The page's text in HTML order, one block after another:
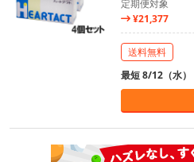
定期便対象
¥21,377
送料無料
最短 8/12（水）